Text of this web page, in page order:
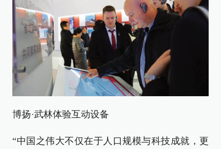
博扬·武林体验互动设备
“中国之伟大不仅在于人口规模与科技成就，更